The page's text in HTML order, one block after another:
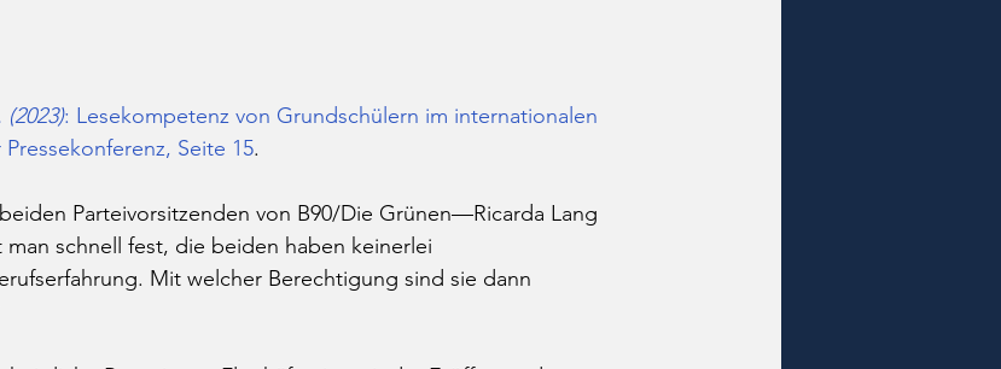
: Lesekompetenz von Grundschülern im internationalen
Seite 15.
Parteivorsitzenden von B90/Die Grünen—Ricarda Lang
schnell fest, die beiden haben keinerlei
Mit welcher Berechtigung sind sie dann